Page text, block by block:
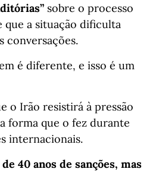
sobre o processo
que a situação dificulta
conversações.
é diferente, e isso é um
o Irão resistirá à pressão
forma que o fez durante
internacionais.
40 anos de sanções, mas